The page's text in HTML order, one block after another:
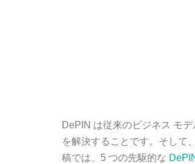
DePIN は従来のビジネス モ
を解決することです。そして
稿では、5 つの先駆的な